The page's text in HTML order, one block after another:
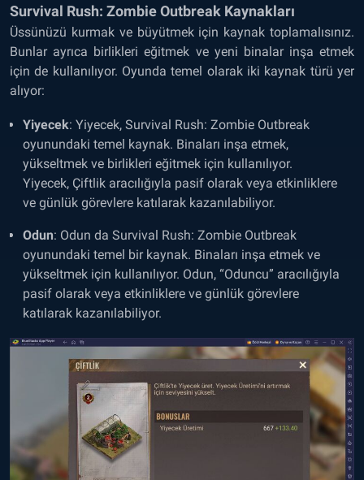
Survival Rush: Zombie Outbreak Kaynakları
Üssünüzü kurmak ve büyütmek için kaynak toplamalısınız.
Bunlar ayrıca birlikleri eğitmek ve yeni binalar inşa etmek
için de kullanılıyor. Oyunda temel olarak iki kaynak türü yer
alıyor:
Yiyecek: Yiyecek, Survival Rush: Zombie Outbreak
oyunundaki temel kaynak. Binaları inşa etmek,
yükseltmek ve birlikleri eğitmek için kullanılıyor.
Yiyecek, Çiftlik aracılığıyla pasif olarak veya etkinliklere
ve günlük görevlere katılarak kazanılabiliyor.
Odun: Odun da Survival Rush: Zombie Outbreak
oyunundaki temel bir kaynak. Binaları inşa etmek ve
yükseltmek için kullanılıyor. Odun, “Oduncu” aracılığıyla
pasif olarak veya etkinliklere ve günlük görevlere
katılarak kazanılabiliyor.